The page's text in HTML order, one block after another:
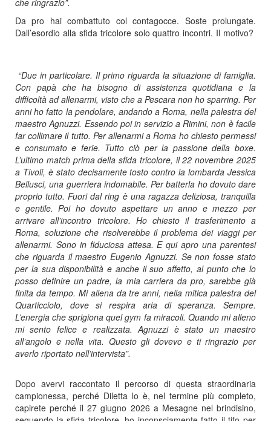
Da pro hai combattuto col contagocce. Soste prolungate.
Dall’esordio alla sfida tricolore solo quattro incontri. Il motivo?
“Due in particolare. Il primo riguarda la situazione di famiglia.
Con papà che ha bisogno di assistenza quotidiana e la
difficoltà ad allenarmi, visto che a Pescara non ho sparring. Per
anni ho fatto la pendolare, andando a Roma, nella palestra del
maestro Agnuzzi. Essendo poi in servizio a Rimini, non è facile
far collimare il tutto. Per allenarmi a Roma ho chiesto permessi
e consumato e ferie. Tutto ciò per la passione della boxe.
L’ultimo match prima della sfida tricolore, il 22 novembre 2025
a Tivoli, è stato decisamente tosto contro la lombarda Jessica
Bellusci, una guerriera indomabile. Per batterla ho dovuto dare
proprio tutto. Fuori dal ring è una ragazza deliziosa, tranquilla
e gentile. Poi ho dovuto aspettare un anno e mezzo per
arrivare all’incontro tricolore. Ho chiesto il trasferimento a
Roma, soluzione che risolverebbe il problema dei viaggi per
allenarmi. Sono in fiduciosa attesa. E qui apro una parentesi
che riguarda il maestro Eugenio Agnuzzi. Se non fosse stato
per la sua disponibilità e anche il suo affetto, al punto che lo
posso definire un padre, la mia carriera da pro, sarebbe già
finita da tempo. Mi allena da tre anni, nella mitica palestra del
Quarticciolo, dove si respira aria di speranza. Sempre.
L’energia che sprigiona quel gym fa miracoli. Quando mi alleno
mi sento felice e realizzata. Agnuzzi è stato un maestro
all’angolo e nella vita. Questo gli dovevo e ti ringrazio per
averlo riportato nell’intervista”.
Dopo avervi raccontato il percorso di questa straordinaria
campionessa, perché Diletta lo è, nel termine più completo,
capirete perché il 27 giugno 2026 a Mesagne nel brindisino,